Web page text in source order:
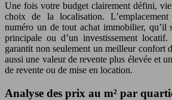
Une fois votre budget clairement défini,
choix de la localisation.
numéro un de tout achat immobilier, qu’il
principale ou d’un investissement
garantit non seulement un meilleur confort
aussi une valeur de revente plus élevée et
de revente ou de mise en location.
Analyse des prix au m² par